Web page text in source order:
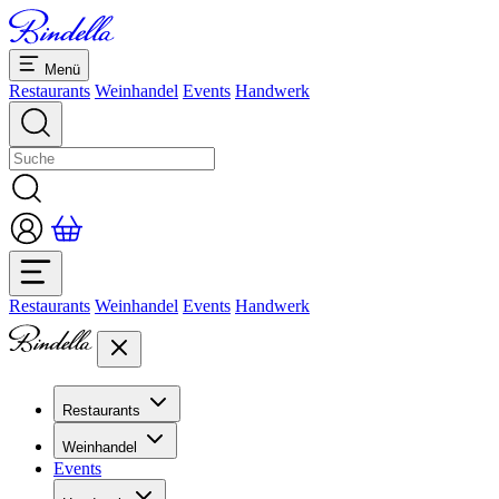
Menü
Restaurants Weinhandel Events Handwerk
Restaurants Weinhandel Events Handwerk
Restaurants
Übersicht Restaurants
Bankette & Events
Dolcezze
Weinhandel
Übersicht
Events